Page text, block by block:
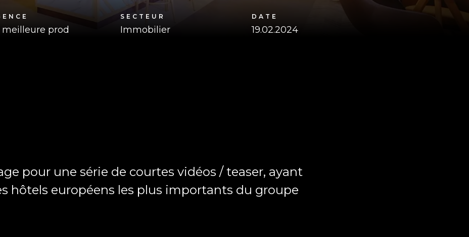
meilleure prod
SECTEUR
Immobilier
DATE
19.02.2024
pour une série de courtes vidéos / teaser, ayant
hôtels européens les plus importants du groupe